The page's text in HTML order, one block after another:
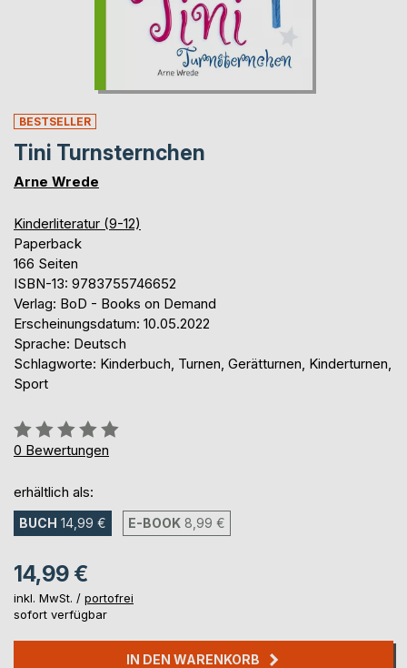
BESTSELLER
Tini Turnsternchen
Arne Wrede
Kinderliteratur (9-12)
Paperback
166 Seiten
ISBN-13: 9783755746652
Verlag: BoD - Books on Demand
Erscheinungsdatum: 10.05.2022
Sprache: Deutsch
Schlagworte: Kinderbuch, Turnen, Gerätturnen, Kinderturnen,
Sport
Bewertung::
0%
0 Bewertungen
erhältlich als:
BUCH 14,99 € E-BOOK 8,99 €
14,99 €
inkl. MwSt. / portofrei
sofort verfügbar
IN DEN WARENKORB